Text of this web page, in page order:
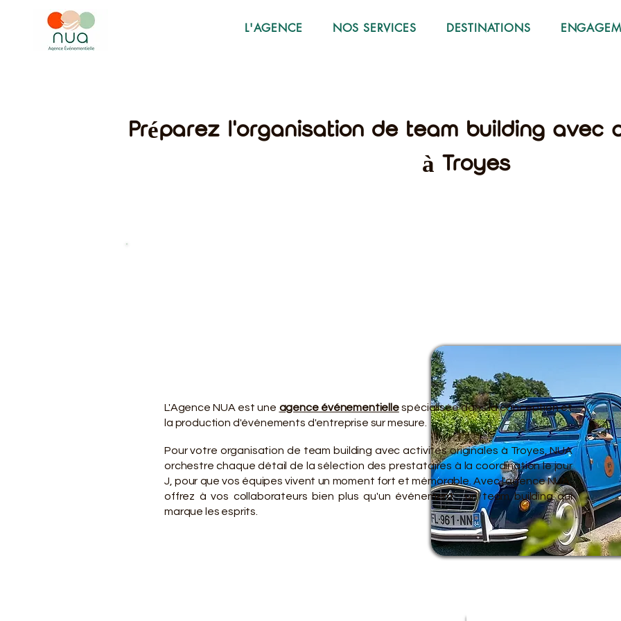
L'AGENCE NOS SERVICES DESTINATIONS
Préparez l'organisation de team building avec
à Troyes
VOTRE
VOTRE
L'Agence NUA est une agence événementielle spécialisée dans la conception et
la production d'événements d'entreprise sur mesure.
Pour votre organisation de team building avec activités originales à Troyes, NUA
orchestre chaque détail de la sélection des prestataires à la coordination le jour
J, pour que vos équipes vivent un moment fort et mémorable. Avec l'agence NUA,
offrez à vos collaborateurs bien plus qu'un événement : un team building qui
marque les esprits.